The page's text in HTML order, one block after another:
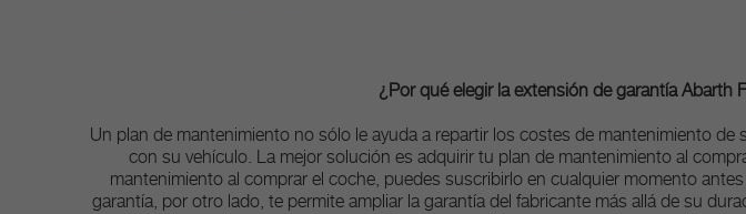
¿Por qué elegir la extensión de garantía Abarth
Un plan de mantenimiento no sólo le ayuda a repartir los costes de mantenimiento
con su vehículo. La mejor solución es adquirir tu plan de mantenimiento al
mantenimiento al comprar el coche, puedes suscribirlo en cualquier momento
garantía, por otro lado, te permite ampliar la garantía del fabricante más allá de su